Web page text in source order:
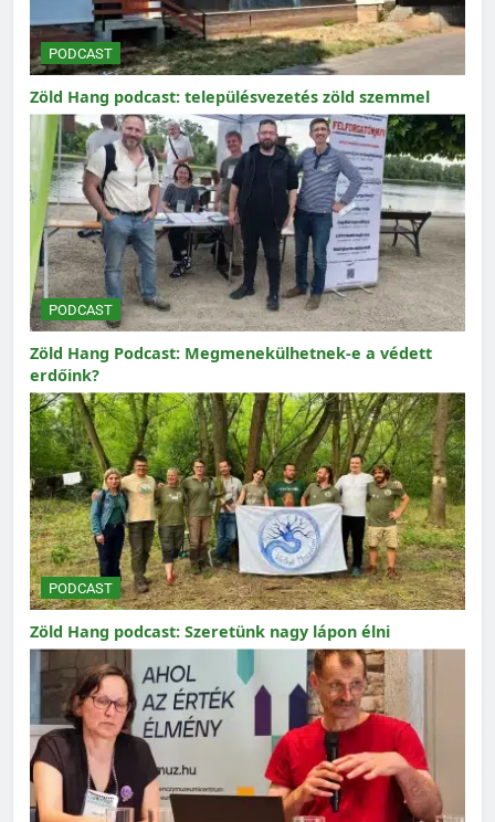
PODCAST
Zöld Hang podcast: településvezetés zöld szemmel
PODCAST
Zöld Hang Podcast: Megmenekülhetnek-e a védett
erdőink?
PODCAST
Zöld Hang podcast: Szeretünk nagy lápon élni